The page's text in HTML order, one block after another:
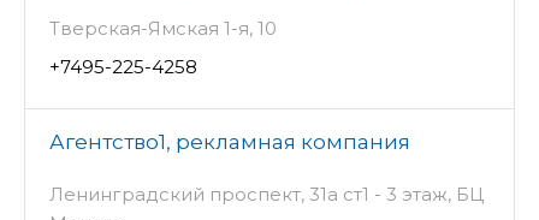
Тверская-Ямская 1-я, 10
+7495-225-4258
Агентство1, рекламная компания
Ленинградский проспект, 31а ст1 - 3 этаж, БЦ